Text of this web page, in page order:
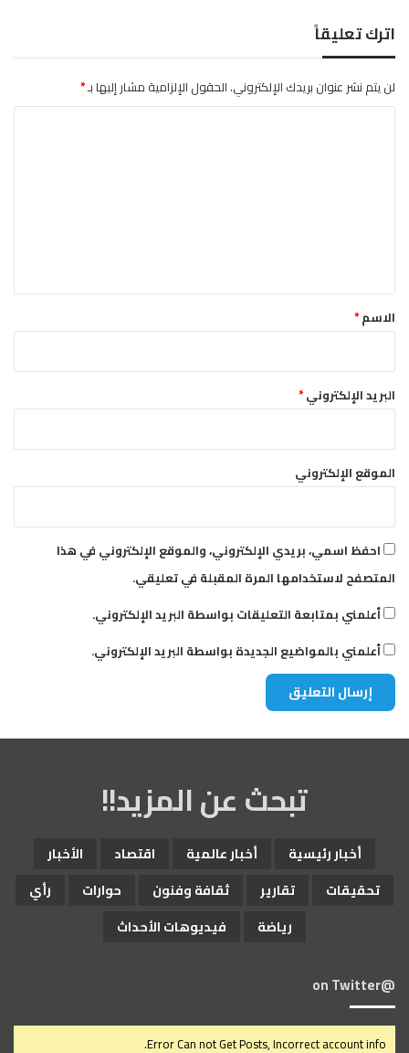
اترك تعليقاً
لن يتم نشر عنوان بريدك الإلكتروني.الحقول الإلزامية مشار إليها بـ*
*الاسم*
البريد الإلكتروني*
الموقع الإلكتروني
احفظ اسمي، بريدي الإلكتروني، والموقع الإلكتروني في هذا
المتصفح لاستخدامها المرة المقبلة في تعليقي.
أعلمني بمتابعة التعليقات بواسطة البريد الإلكتروني.
أعلمني بالمواضيع الجديدة بواسطة البريد الإلكتروني.
تبحث عن المزيد!!
أخبار رئيسية أخبار عالمية اقتصاد
الأخبار
تحقيقات
تقارير ثقافة وفنون حوارات
رأي
رياضة
فيديوهات الأحداث
@on Twitter
Error Can not Get Posts, Incorrect account info.